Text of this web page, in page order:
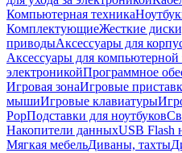
Компьютерная техника
КомплектующиеЖесткие
приводыАксессуары для
Аксессуары для компьютерной
электроникойПрограммное
Игровая зонаИгровые
мышиИгровые клавиатуры
PopПодставки для ноутбуков
Накопители данныхUSB Flash
Мягкая мебельДиваны, тахты